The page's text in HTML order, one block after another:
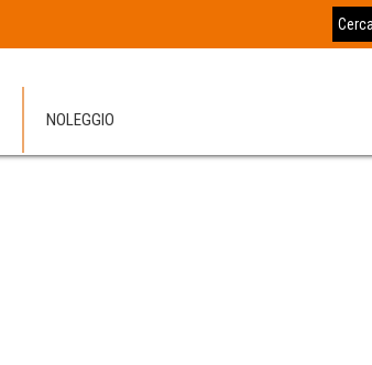
NOLEGGIO